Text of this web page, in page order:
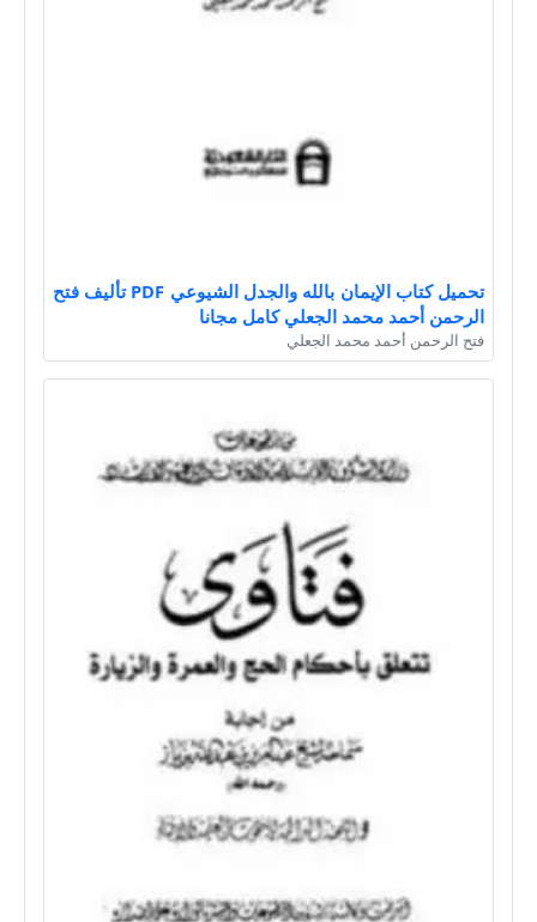
تحميل كتاب الإيمان بالله والجدل الشيوعي PDF تأليف فتح
الرحمن أحمد محمد الجعلي كامل مجانا
فتح الرحمن أحمد محمد الجعلي